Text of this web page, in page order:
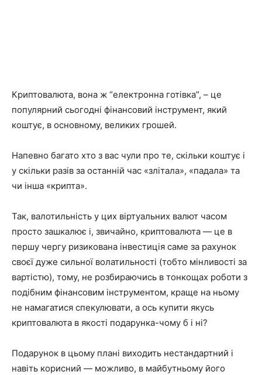
Криптовалюта, вона ж “електронна готівка”, – це
популярний сьогодні фінансовий інструмент, який
коштує, в основному, великих грошей.
Напевно багато хто з вас чули про те, скільки коштує і
у скільки разів за останній час «злітала», «падала» та
чи інша «крипта».
Так, валотильність у цих віртуальних валют часом
просто зашкалює і, звичайно, криптовалюта — це в
першу чергу ризикована інвестиція саме за рахунок
своєї дуже сильної волатильності (тобто мінливості за
вартістю), тому, не розбираючись в тонкощах роботи з
подібним фінансовим інструментом, краще на ньому
не намагатися спекулювати, а ось купити якусь
криптовалюта в якості подарунка-чому б і ні?
Подарунок в цьому плані виходить нестандартний і
навіть корисний — можливо, в майбутньому його